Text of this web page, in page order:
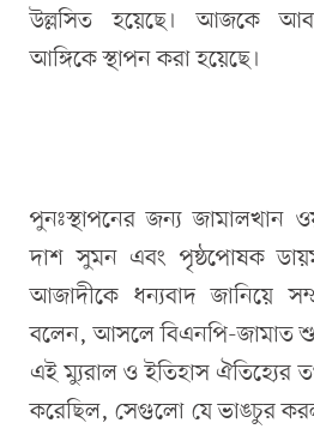
উল্লসিত হয়েছে। আজকে
আঙ্গিকে স্থাপন করা হয়েছে।
পুনঃস্থাপনের জন্য জামালখান
দাশ সুমন এবং পৃষ্ঠপোষক
আজাদীকে ধন্যবাদ জানিয়ে
বলেন, আসলে বিএনপি-জামাত
এই ম্যুরাল ও ইতিহাস ঐতিহ্যের
করেছিল, সেগুলো যে ভাঙচুর